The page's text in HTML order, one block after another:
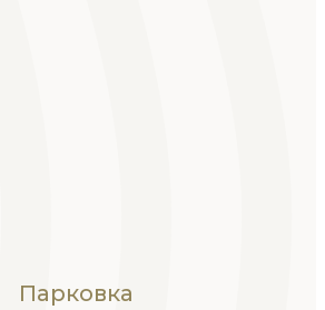
Парковка